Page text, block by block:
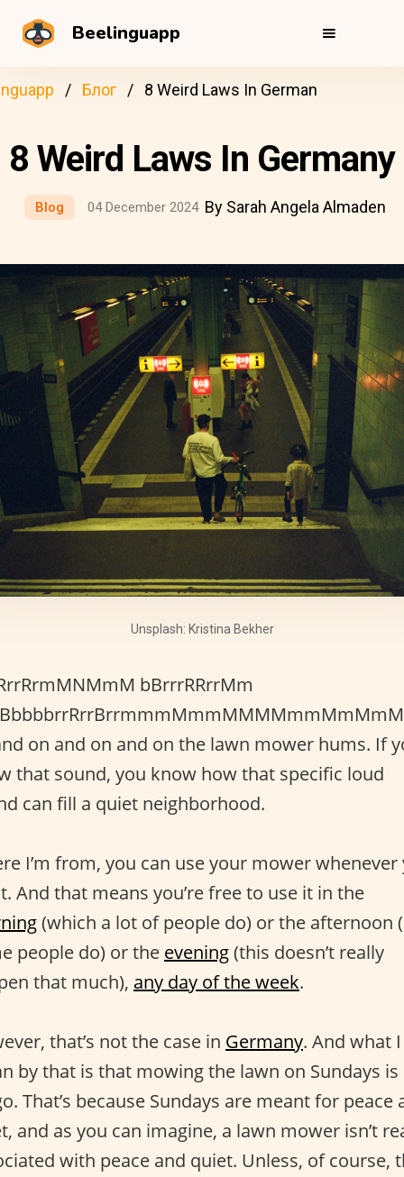
Beelinguapp
Блог 8 Weird Laws In German
8 Weird Laws In Germany
Blog 04 December 2024 By Sarah Angela Almaden
Unsplash: Kristina Bekher
bBrrrRRrrMm
on and on and on the lawn mower hums. If
that sound, you know how that specific loud
can fill a quiet neighborhood.
I’m from, you can use your mower whenever
And that means you’re free to use it in the
(which a lot of people do) or the afternoon
people do) or the evening(this doesn’t really
that much), any day of the week.
that’s not the case in Germany. And what I
by that is that mowing the lawn on Sundays is
That’s because Sundays are meant for peace
and as you can imagine, a lawn mower isn’t
with peace and quiet. Unless, of course,